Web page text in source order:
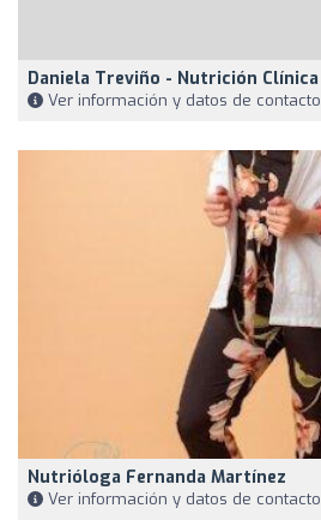
Daniela Treviño - Nutrición Clínica
Ver información y datos de contacto
Nutrióloga Fernanda Martínez
Ver información y datos de contacto